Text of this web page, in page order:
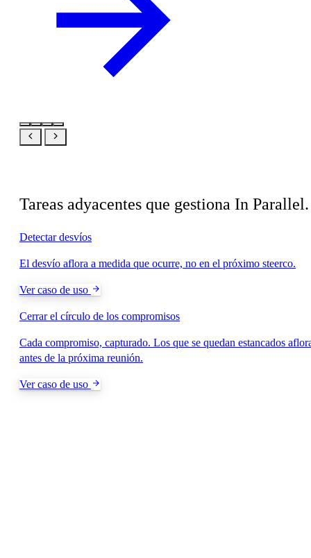
Tareas adyacentes que gestiona In Parallel.
Detectar desvíos
El desvío aflora a medida que ocurre, no en el próximo steerco.
Ver caso de uso
Cerrar el círculo de los compromisos
Cada compromiso, capturado. Los que se quedan estancados
antes de la próxima reunión.
Ver caso de uso